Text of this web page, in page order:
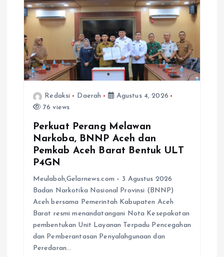
Redaksi Daerah
Agustus 4, 2026
76 views
Perkuat Perang Melawan
Narkoba, BNNP Aceh dan
Pemkab Aceh Barat Bentuk ULT
P4GN
Meulaboh,Gelarnews.com – 3 Agustus 2026
Badan Narkotika Nasional Provinsi (BNNP)
Aceh bersama Pemerintah Kabupaten Aceh
Barat resmi menandatangani Nota Kesepakatan
pembentukan Unit Layanan Terpadu Pencegahan
dan Pemberantasan Penyalahgunaan dan
Peredaran…